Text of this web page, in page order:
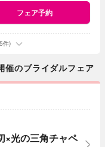
フェア予約
件)
のブライダルフェア
×光の三角チャペ